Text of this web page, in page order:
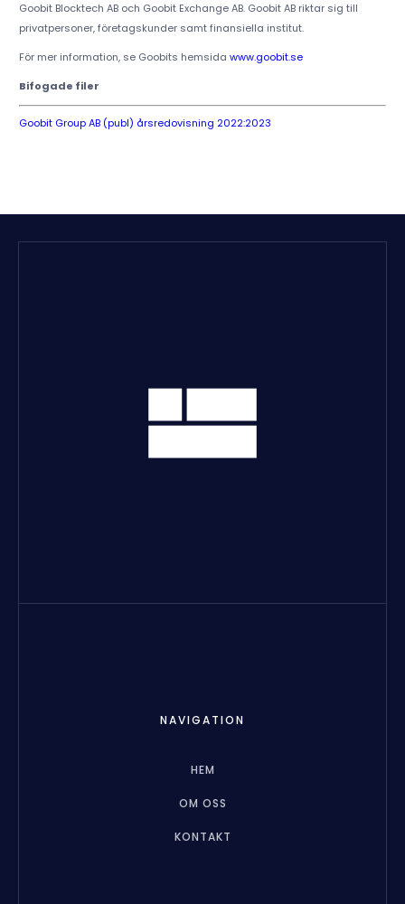
Goobit Blocktech AB och Goobit Exchange AB. Goobit AB riktar sig till
privatpersoner, företagskunder samt finansiella institut.
För mer information, se Goobits hemsida www.goobit.se
Bifogade filer
Goobit Group AB (publ) årsredovisning 2022:2023
NAVIGATION
HEM
OM OSS
KONTAKT